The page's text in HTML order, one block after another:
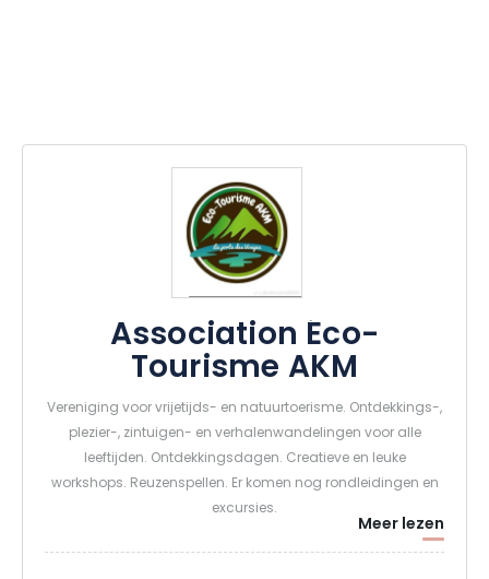
Association Éco-
Tourisme AKM
Vereniging voor vrijetijds- en natuurtoerisme. Ontdekkings-,
plezier-, zintuigen- en verhalenwandelingen voor alle
leeftijden. Ontdekkingsdagen. Creatieve en leuke
workshops. Reuzenspellen. Er komen nog rondleidingen en
excursies.
Meer lezen